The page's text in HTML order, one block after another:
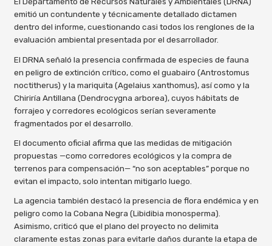
emitió un contundente y técnicamente detallado dictamen
dentro del informe, cuestionando casi todos los renglones de la
evaluación ambiental presentada por el desarrollador.
El DRNA señaló la presencia confirmada de especies de fauna
en peligro de extinción crítico, como el guabairo (Antrostomus
noctitherus) y la mariquita (Agelaius xanthomus), así como y la
Chiriría Antillana (Dendrocygna arborea), cuyos hábitats de
forrajeo y corredores ecológicos serían severamente
fragmentados por el desarrollo.
El documento oficial afirma que las medidas de mitigación
propuestas —como corredores ecológicos y la compra de
terrenos para compensación— “no son aceptables” porque no
evitan el impacto, solo intentan mitigarlo luego.
La agencia también destacó la presencia de flora endémica y en
peligro como la Cobana Negra (Libidibia monosperma).
Asimismo, criticó que el plano del proyecto no delimita
claramente estas zonas para evitarle daños durante la etapa de